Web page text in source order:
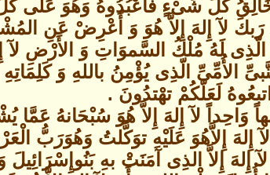
خَالِقُ كُلِّ شَىْءٍ فَاعْبُدُوهُ وَهُوَ
رَبكَ لآ إِلهَ إِلاَّ هُوَ وَ أَعْرِضْ عَنِ
لَهُ مُلْكُ السَّموَاتِ وَ الأَرْضِ لآ
الأُمِّىِّ الّذِى يُؤْمِنُ باللهِ وَ كَلِمَاتِهِ
لَعَلّكُمْ تهْتدُونَ .
وَاحِداً لآ إِلهَ إِلاَّ هُوَ سُبْحَانهُ عَمَّا
إِلهَ إِلاَّهُوَ عَلَيْهِ توَكَّلتُ وَهُوَرَبُّ
إِلهَ إِلاَّ الذِى آمَنَتْ بهِ